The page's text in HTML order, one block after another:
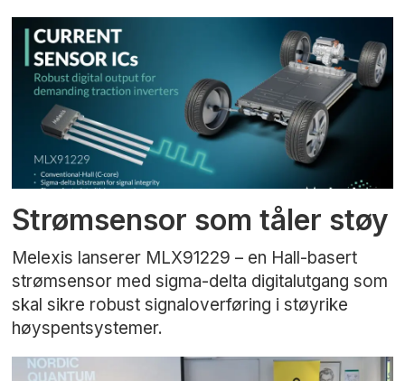
Strømsensor som tåler støy
Melexis lanserer MLX91229 – en Hall-basert
strømsensor med sigma-delta digitalutgang som
skal sikre robust signaloverføring i støyrike
høyspentsystemer.